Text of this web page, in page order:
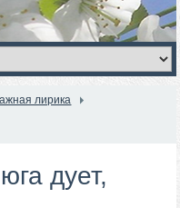
лирика
дует,